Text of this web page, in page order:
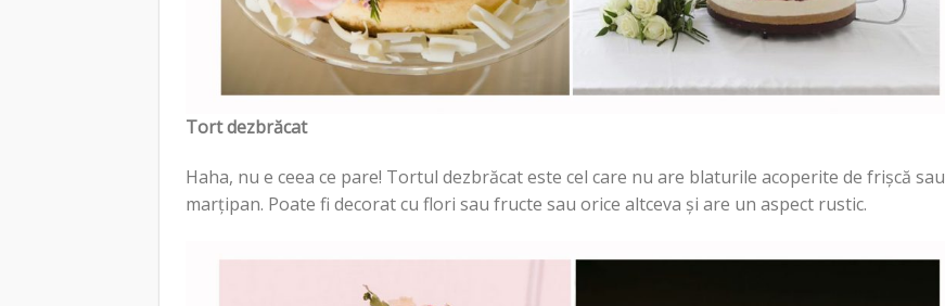
Tort dezbrăcat
Haha, nu e ceea ce pare! Tortul dezbrăcat este cel care nu are blaturile acoperite de frișcă sau
marțipan. Poate fi decorat cu flori sau fructe sau orice altceva și are un aspect rustic.